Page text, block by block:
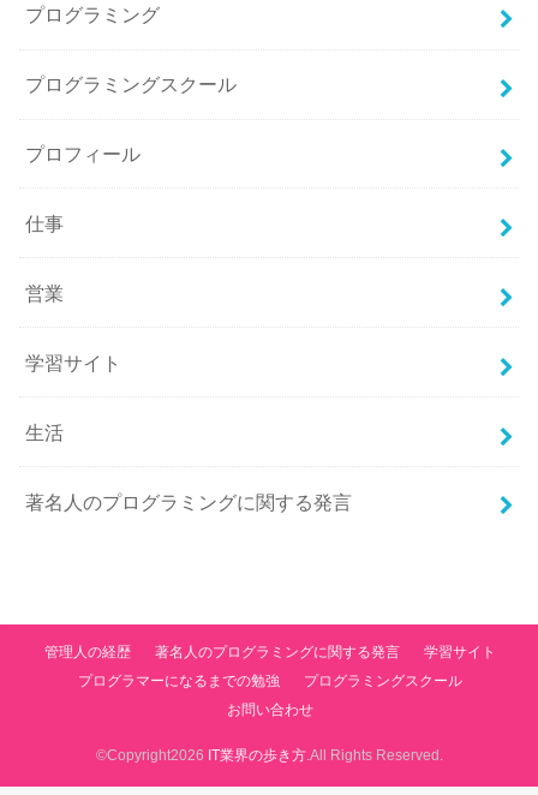
プログラミング
プログラミングスクール
プロフィール
仕事
営業
学習サイト
生活
著名人のプログラミングに関する発言
管理人の経歴 著名人のプログラミングに関する発言
学習サイト
プログラマーになるまでの勉強
プログラミングスクール
お問い合わせ
©Copyright2026 IT業界の歩き方.All Rights Reserved.